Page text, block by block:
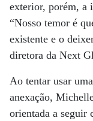
exterior, porém, a
“Nosso temor é
existente e o
diretora da Next
Ao tentar usar
anexação,
orientada a seguir